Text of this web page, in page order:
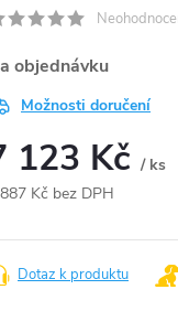
objednávku
Možnosti doručení
123 Kč / ks
Kč bez DPH
Dotaz k produktu